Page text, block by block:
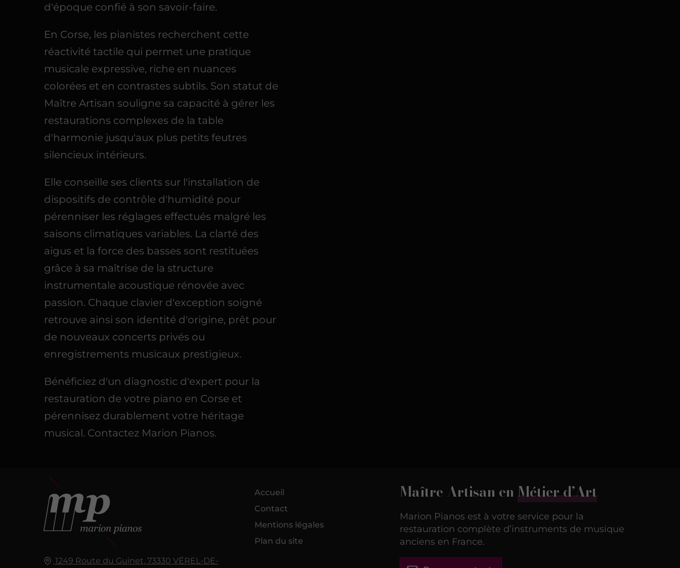
d'époque confié à son savoir-faire.
En Corse, les pianistes recherchent cette
réactivité tactile qui permet une pratique
musicale expressive, riche en nuances
colorées et en contrastes subtils. Son statut de
Maître Artisan souligne sa capacité à gérer les
restaurations complexes de la table
d'harmonie jusqu'aux plus petits feutres
silencieux intérieurs.
Elle conseille ses clients sur l'installation de
dispositifs de contrôle d'humidité pour
pérenniser les réglages effectués malgré les
saisons climatiques variables. La clarté des
aigus et la force des basses sont restituées
grâce à sa maîtrise de la structure
instrumentale acoustique rénovée avec
passion. Chaque clavier d'exception soigné
retrouve ainsi son identité d'origine, prêt pour
de nouveaux concerts privés ou
enregistrements musicaux prestigieux.
Bénéficiez d'un diagnostic d'expert pour la
restauration de votre piano en Corse et
pérennisez durablement votre héritage
musical. Contactez Marion Pianos.
1249 Route du Guinet, 73330 VÉREL-DE-
Accueil
Contact
Mentions légales
Plan du site
Maître Artisan en Métier d’Art
Marion Pianos est à votre service pour la
restauration complète d’instruments de musique
anciens en France.